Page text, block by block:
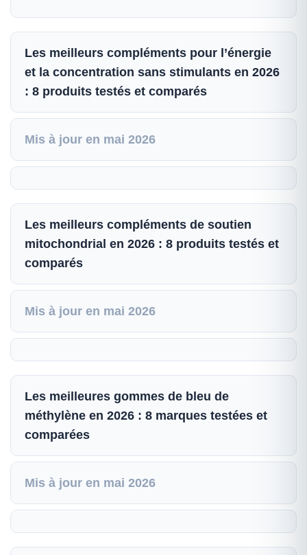
Les meilleurs compléments pour l’énergie
et la concentration sans stimulants en 2026
: 8 produits testés et comparés
Mis à jour en mai 2026
Les meilleurs compléments de soutien
mitochondrial en 2026 : 8 produits testés et
comparés
Mis à jour en mai 2026
Les meilleures gommes de bleu de
méthylène en 2026 : 8 marques testées et
comparées
Mis à jour en mai 2026